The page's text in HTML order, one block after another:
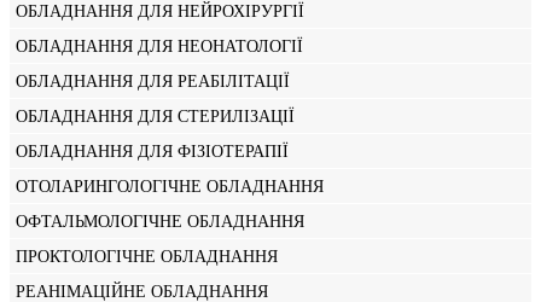
ОБЛАДНАННЯ ДЛЯ НЕЙРОХІРУРГІЇ
ОБЛАДНАННЯ ДЛЯ НЕОНАТОЛОГІЇ
ОБЛАДНАННЯ ДЛЯ РЕАБІЛІТАЦІЇ
ОБЛАДНАННЯ ДЛЯ СТЕРИЛІЗАЦІЇ
ОБЛАДНАННЯ ДЛЯ ФІЗІОТЕРАПІЇ
ОТОЛАРИНГОЛОГІЧНЕ ОБЛАДНАННЯ
ОФТАЛЬМОЛОГІЧНЕ ОБЛАДНАННЯ
ПРОКТОЛОГІЧНЕ ОБЛАДНАННЯ
РЕАНІМАЦІЙНЕ ОБЛАДНАННЯ